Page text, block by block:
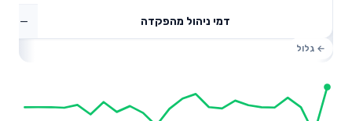
דמי ניהול מהפקדה —